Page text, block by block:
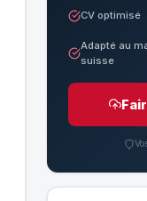
CV optimisé
Adapté au
suisse